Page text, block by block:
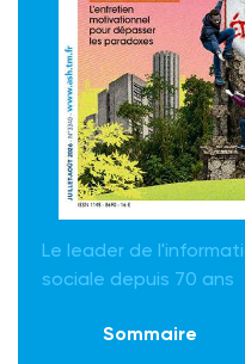
Le leader de
sociale depuis 70 ans
Sommaire